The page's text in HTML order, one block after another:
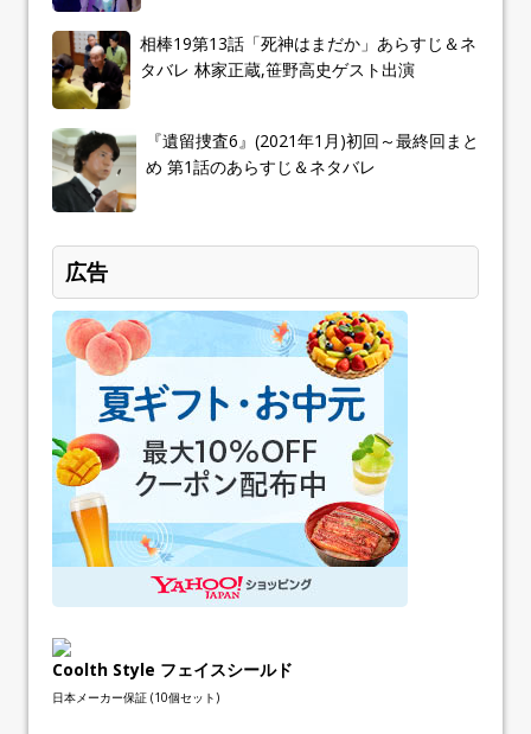
相棒19第13話「死神はまだか」あらすじ＆ネ
タバレ 林家正蔵,笹野高史ゲスト出演
『遺留捜査6』(2021年1月)初回～最終回まと
め 第1話のあらすじ＆ネタバレ
広告
Coolth Style フェイスシールド
日本メーカー保証 (10個セット)